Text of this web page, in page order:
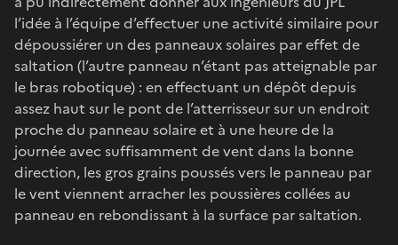
l’idée à l’équipe d’effectuer une activité similaire pour
dépoussiérer un des panneaux solaires par effet de
saltation (l’autre panneau n’étant pas atteignable par
le bras robotique) : en effectuant un dépôt depuis
assez haut sur le pont de l’atterrisseur sur un endroit
proche du panneau solaire et à une heure de la
journée avec suffisamment de vent dans la bonne
direction, les gros grains poussés vers le panneau par
le vent viennent arracher les poussières collées au
panneau en rebondissant à la surface par saltation.